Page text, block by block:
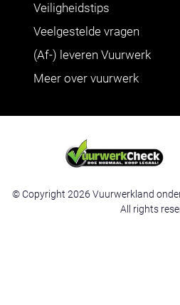
Veiligheidstips
Veelgestelde vragen
(Af-) leveren Vuurwerk
Meer over vuurwerk
© Copyright 2026 Vuurwerkland
All rights